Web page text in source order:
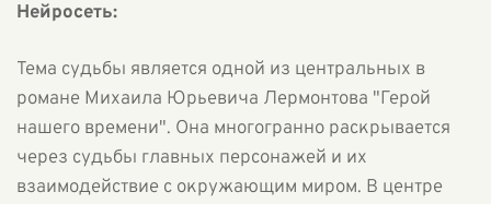
Нейросеть:
Тема судьбы является одной из центральных в
романе Михаила Юрьевича Лермонтова "Герой
нашего времени". Она многогранно раскрывается
через судьбы главных персонажей и их
взаимодействие с окружающим миром. В центре